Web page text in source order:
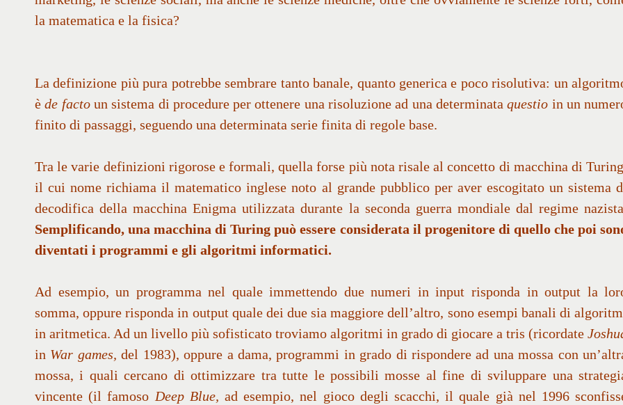
la matematica e la fisica?
La definizione più pura potrebbe sembrare tanto banale, quanto generica e poco risolutiva: un
ède factoun sistema di procedure per ottenere una risoluzione ad una determinataquestio in un
finito di passaggi, seguendo una determinata serie finita di regole base.
Tra le varie definizioni rigorose e formali, quella forse più nota risale al concetto di macchina di
il cui nome richiama il matematico inglese noto al grande pubblico per aver escogitato un sistema
decodifica della macchina Enigma utilizzata durante la seconda guerra mondiale dal regime
Semplificando, una macchina di Turing può essere considerata il progenitore di quello che poi
diventati i programmi e gli algoritmi informatici.
Ad esempio, un programma nel quale immettendo due numeri in input risponda in output la
somma, oppure risponda in output quale dei due sia maggiore dell’altro, sono esempi banali di
in aritmetica. Ad un livello più sofisticato troviamo algoritmi in grado di giocare a tris (ricordate
in War games,del 1983), oppure a dama, programmi in grado di rispondere ad una mossa con
mossa, i quali cercano di ottimizzare tra tutte le possibili mosse al fine di sviluppare una
vincente (il famoso Deep Blue, ad esempio, nel gioco degli scacchi, il quale già nel 1996